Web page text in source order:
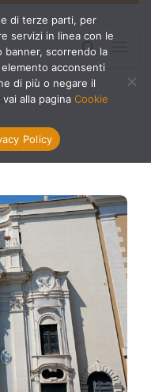
Search
di terze parti, per
servizi in linea con le
scorrendo la
acconsenti
di più o negare il
alla pagina Cookie
Policy